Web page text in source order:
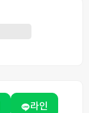
라인